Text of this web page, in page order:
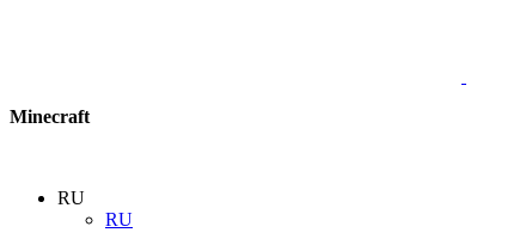
Minecraft
RU
RU